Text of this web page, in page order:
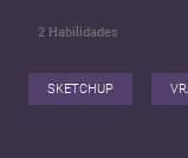
2 Habilidades
SKETCHUP